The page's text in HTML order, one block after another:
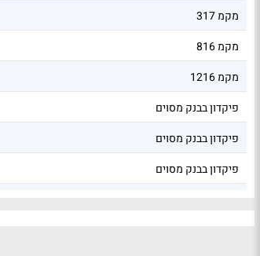
מקמ 317
מקמ 816
מקמ 1216
פיקדון בבנק מסוים
פיקדון בבנק מסוים
פיקדון בבנק מסוים